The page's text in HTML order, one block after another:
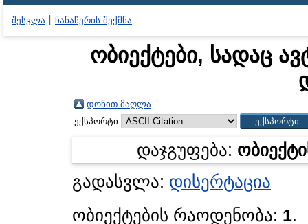
შესვლა ჩანაწერის შექმნა
ობიექტები, სადაც
დონით მაღლა
ექსპორტი
დაჯგუფება:
გადასვლა: დისერტაცია
ობიექტების რაოდენობა: 1.